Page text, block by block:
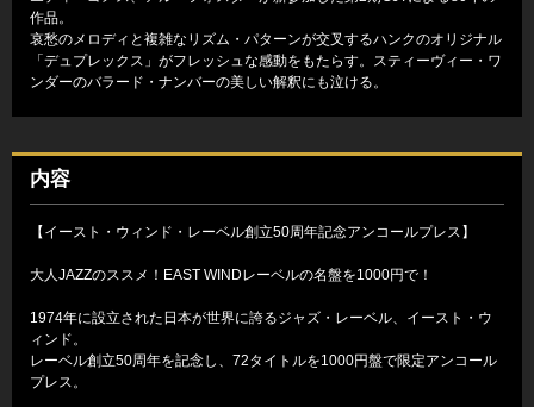
作品。
哀愁のメロディと複雑なリズム・パターンが交叉するハンクのオリジナル
「デュプレックス」がフレッシュな感動をもたらす。スティーヴィー・ワ
ンダーのバラード・ナンバーの美しい解釈にも泣ける。
内容
【イースト・ウィンド・レーベル創立50周年記念アンコールプレス】
大人JAZZのススメ！EAST WINDレーベルの名盤を1000円で！
1974年に設立された日本が世界に誇るジャズ・レーベル、イースト・ウ
ィンド。
レーベル創立50周年を記念し、72タイトルを1000円盤で限定アンコール
プレス。